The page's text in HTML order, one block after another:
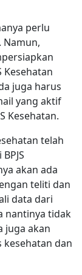
perlu
Namun,
Kesehatan
juga harus
yang aktif
Kesehatan.
telah
akan ada
teliti dan
data dari
nantinya tidak
juga akan
dan